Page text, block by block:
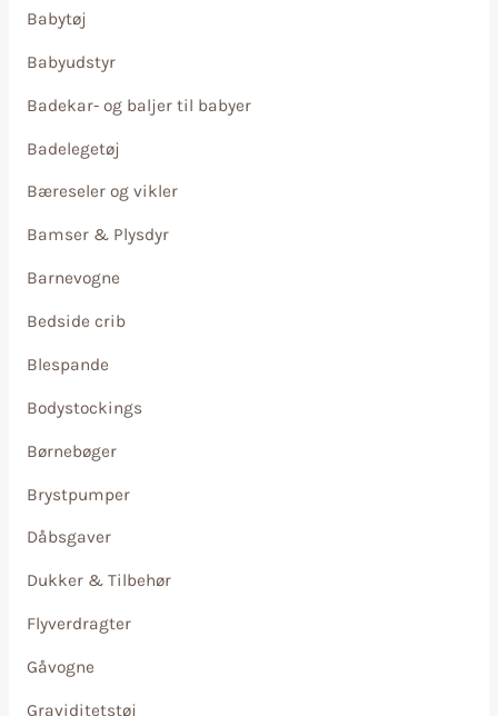
Babytøj
Babyudstyr
Badekar- og baljer til babyer
Badelegetøj
Bæreseler og vikler
Bamser & Plysdyr
Barnevogne
Bedside crib
Blespande
Bodystockings
Børnebøger
Brystpumper
Dåbsgaver
Dukker & Tilbehør
Flyverdragter
Gåvogne
Graviditetstøj